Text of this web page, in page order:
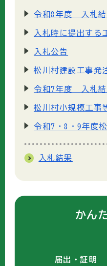
令和8年度 入札結
入札公告
松川村建設工事発
令和7年度 入札結
入札結果
かん
届出・証明